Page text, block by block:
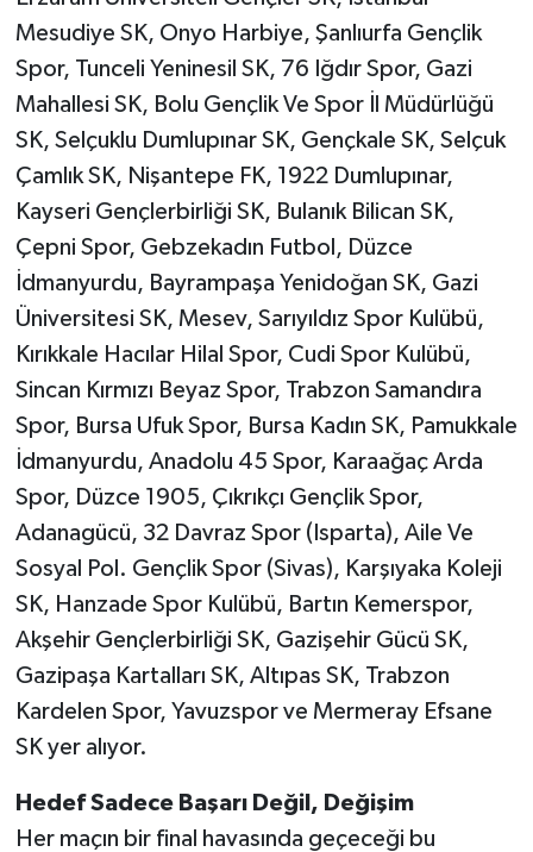
Mesudiye SK, Onyo Harbiye, Şanlıurfa Gençlik
Spor, Tunceli Yeninesil SK, 76 Iğdır Spor, Gazi
Mahallesi SK, Bolu Gençlik Ve Spor İl Müdürlüğü
SK, Selçuklu Dumlupınar SK, Gençkale SK, Selçuk
Çamlık SK, Nişantepe FK, 1922 Dumlupınar,
Kayseri Gençlerbirliği SK, Bulanık Bilican SK,
Çepni Spor, Gebzekadın Futbol, Düzce
İdmanyurdu, Bayrampaşa Yenidoğan SK, Gazi
Üniversitesi SK, Mesev, Sarıyıldız Spor Kulübü,
Kırıkkale Hacılar Hilal Spor, Cudi Spor Kulübü,
Sincan Kırmızı Beyaz Spor, Trabzon Samandıra
Spor, Bursa Ufuk Spor, Bursa Kadın SK, Pamukkale
İdmanyurdu, Anadolu 45 Spor, Karaağaç Arda
Spor, Düzce 1905, Çıkrıkçı Gençlik Spor,
Adanagücü, 32 Davraz Spor (Isparta), Aile Ve
Sosyal Pol. Gençlik Spor (Sivas), Karşıyaka Koleji
SK, Hanzade Spor Kulübü, Bartın Kemerspor,
Akşehir Gençlerbirliği SK, Gazişehir Gücü SK,
Gazipaşa Kartalları SK, Altıpas SK, Trabzon
Kardelen Spor, Yavuzspor ve Mermeray Efsane
SK yer alıyor.
Hedef Sadece Başarı Değil, Değişim
Her maçın bir final havasında geçeceği bu